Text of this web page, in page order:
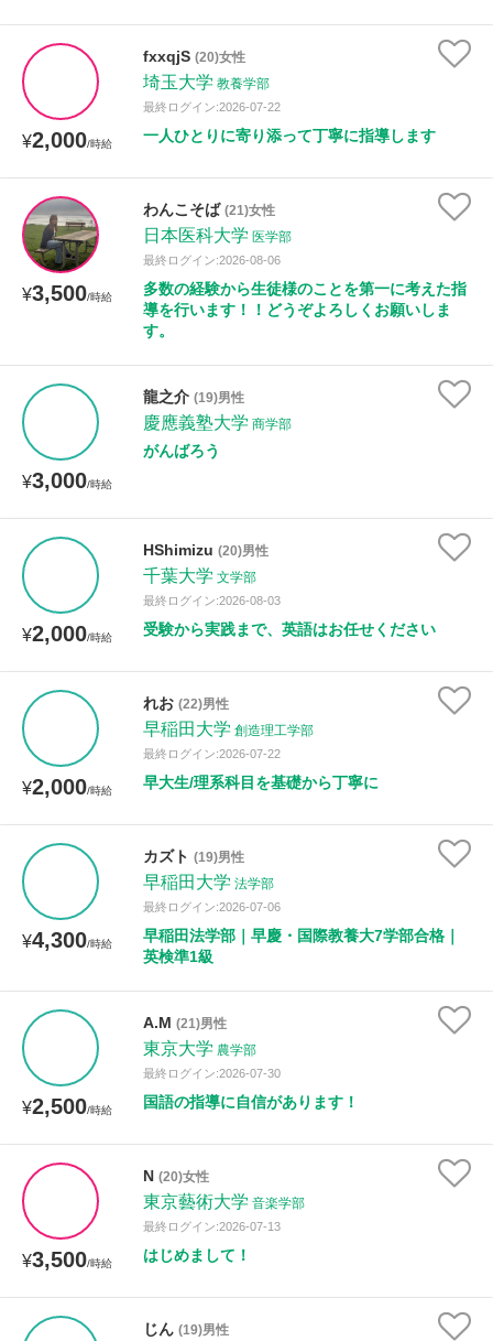
¥2,000/時給
fxxqjS (20)女性
埼玉大学 教養学部
最終ログイン:2026-07-22
一人ひとりに寄り添って丁寧に指導します
¥3,500/時給
わんこそば (21)女性
日本医科大学 医学部
最終ログイン:2026-08-06
多数の経験から生徒様のことを第一に考えた指
導を行います！！どうぞよろしくお願いしま
す。
¥3,000/時給
龍之介 (19)男性
慶應義塾大学 商学部
がんばろう
¥2,000/時給
HShimizu (20)男性
千葉大学 文学部
最終ログイン:2026-08-03
受験から実践まで、英語はお任せください
¥2,000/時給
れお (22)男性
早稲田大学 創造理工学部
最終ログイン:2026-07-22
早大生/理系科目を基礎から丁寧に
¥4,300/時給
カズト (19)男性
早稲田大学 法学部
最終ログイン:2026-07-06
早稲田法学部｜早慶・国際教養大7学部合格｜
英検準1級
¥2,500/時給
A.M (21)男性
東京大学 農学部
最終ログイン:2026-07-30
国語の指導に自信があります！
¥3,500/時給
N (20)女性
東京藝術大学 音楽学部
最終ログイン:2026-07-13
はじめまして！
じん (19)男性